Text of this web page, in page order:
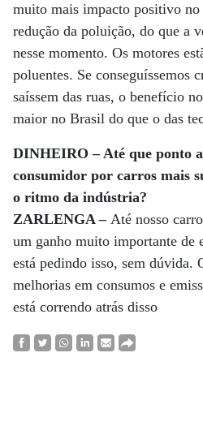
muito mais impacto positivo
redução da poluição, do que a
nesse momento. Os motores
poluentes. Se conseguíssemos
saíssem das ruas, o benefício
maior no Brasil do que o das
DINHEIRO – Até que ponto
consumidor por carros mais
o ritmo da indústria?
ZARLENGA –Até nosso
um ganho muito importante de
está pedindo isso, sem dúvida.
melhorias em consumos e
está correndo atrás disso